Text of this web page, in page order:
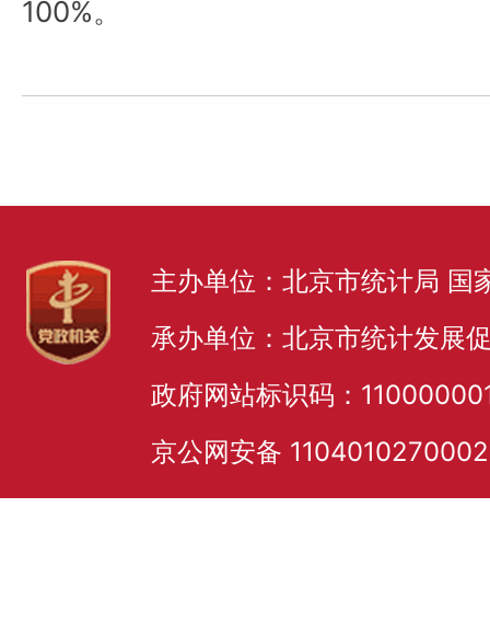
100%。
主办单位：北京市统计局 国
承办单位：北京市统计发展
政府网站标识码：
京公网安备